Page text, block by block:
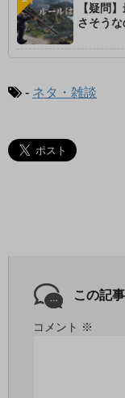
【疑問
さそう
- ネタ・雑談
この記
コメント ※